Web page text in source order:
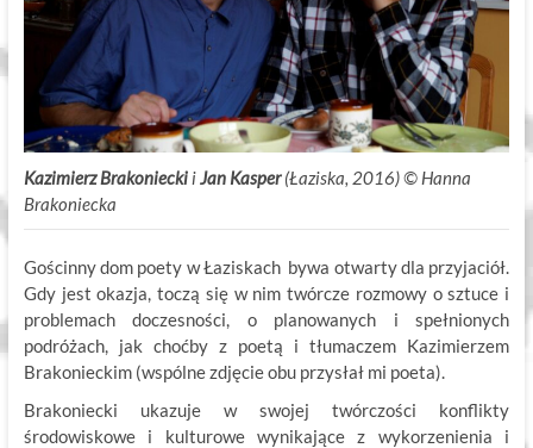
Kazimierz BrakonieckiiJan Kasper(Łaziska, 2016) ©. Hanna
Brakoniecka
Gościnny dom poety w Łaziskach bywa otwarty dla przyjaciół.
Gdy jest okazja, toczą się w nim twórcze rozmowy o sztuce i
problemach doczesności, o planowanych i spełnionych
podróżach, jak choćby z poetą i tłumaczem Kazimierzem
Brakonieckim (wspólne zdjęcie obu przysłał mi poeta).
Brakoniecki ukazuje w swojej twórczości konflikty
środowiskowe i kulturowe wynikające z wykorzenienia i